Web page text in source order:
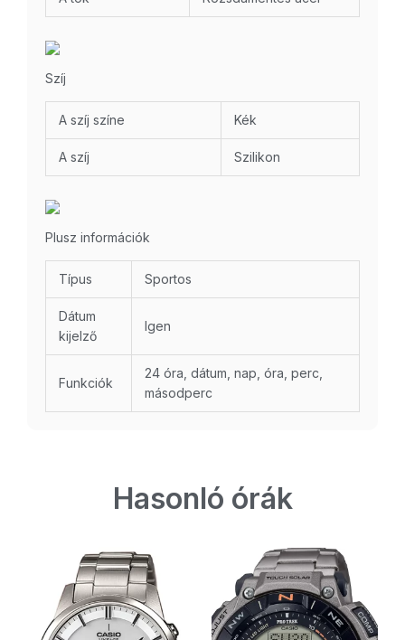
Szíj
A szíj színe Kék
A szíj Szilikon
Plusz információk
Típus Sportos
Dátum
kijelző
Igen
Funkciók
24 óra, dátum, nap, óra, perc,
másodperc
Hasonló órák